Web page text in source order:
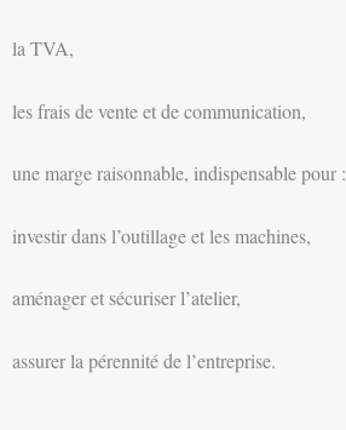
la TVA,
les frais de vente et de communication,
une marge raisonnable, indispensable pour :
investir dans l’outillage et les machines,
aménager et sécuriser l’atelier,
assurer la pérennité de l’entreprise.